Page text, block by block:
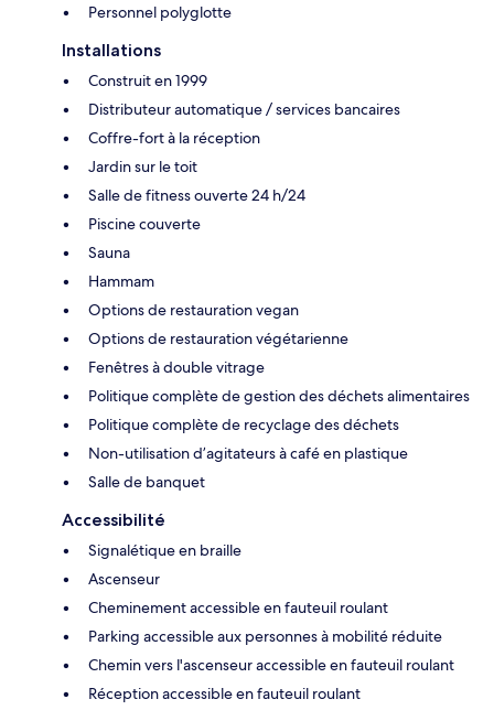
Personnel polyglotte
Installations
Construit en 1999
Distributeur automatique / services bancaires
Coffre-fort à la réception
Jardin sur le toit
Salle de fitness ouverte 24 h/24
Piscine couverte
Sauna
Hammam
Options de restauration vegan
Options de restauration végétarienne
Fenêtres à double vitrage
Politique complète de gestion des déchets alimentaires
Politique complète de recyclage des déchets
Non-utilisation d’agitateurs à café en plastique
Salle de banquet
Accessibilité
Signalétique en braille
Ascenseur
Cheminement accessible en fauteuil roulant
Parking accessible aux personnes à mobilité réduite
Chemin vers l'ascenseur accessible en fauteuil roulant
Réception accessible en fauteuil roulant